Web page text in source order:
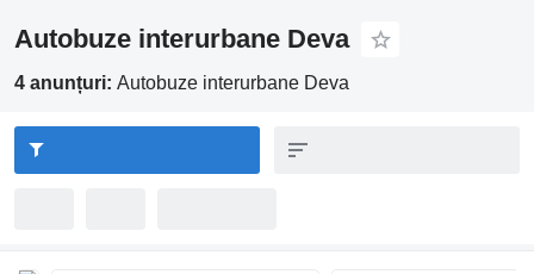
Autobuze interurbane Deva
4 anunțuri: Autobuze interurbane Deva